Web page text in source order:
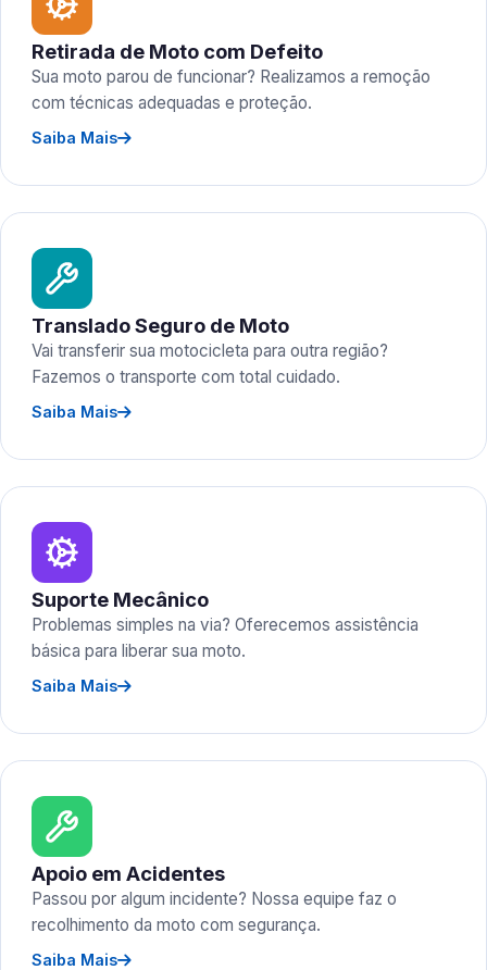
Retirada de Moto com Defeito
Sua moto parou de funcionar? Realizamos a remoção
com técnicas adequadas e proteção.
Saiba Mais
Translado Seguro de Moto
Vai transferir sua motocicleta para outra região?
Fazemos o transporte com total cuidado.
Saiba Mais
Suporte Mecânico
Problemas simples na via? Oferecemos assistência
básica para liberar sua moto.
Saiba Mais
Apoio em Acidentes
Passou por algum incidente? Nossa equipe faz o
recolhimento da moto com segurança.
Saiba Mais